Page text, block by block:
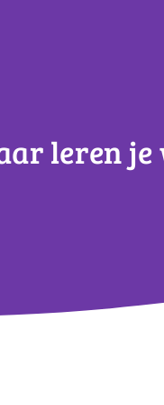
leren